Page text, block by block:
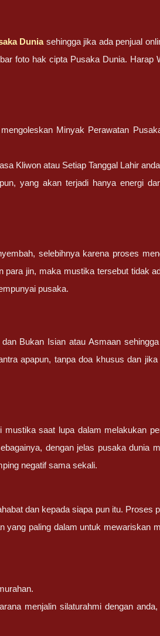
Duniasehingga jika ada penjual
foto hak cipta Pusaka Dunia. Harap
Minyak Perawatan
Kliwon atau Setiap Tanggal Lahir
yang akan terjadi hanya energi
selebihnya karena proses
jin, maka mustika tersebut tidak
pusaka.
Bukan Isian atau Asmaan
apapun, tanpa doa khusus dan
saat lupa dalam melakukan
dengan jelas pusaka dunia
negatif sama sekali.
dan kepada siapa pun itu. Proses
yang paling dalam untuk mewariskan
menjalin silaturahmi dengan